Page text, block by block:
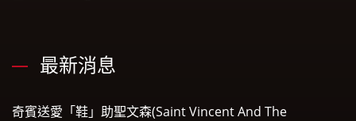
最新消息
奇賓送愛「鞋」助聖文森(Saint Vincent And The